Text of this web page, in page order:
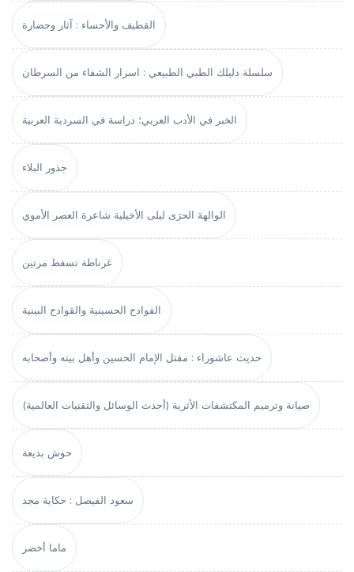
القطيف والأحساء : آثار وحضارة
سلسلة دليلك الطبي الطبيعي : اسرار الشفاء من السرطان
الخبر في الأدب العربي؛ دراسة في السردية العربية
جذور البلاء
الوالهة الحرَى ليلى الأخيلية شاعرة العصر الأموي
غرناطة تسقط مرتين
الفوادح الحسينية والقوادح البينية
حديث عاشوراء : مقتل الإمام الحسين وأهل بيته وأصحابه
صيانة وترميم المكتشفات الأثرية (أحدث الوسائل والتقنيات العالمية)
حوش بديعة
سعود الفيصل : حكاية مجد
ماما أخضر